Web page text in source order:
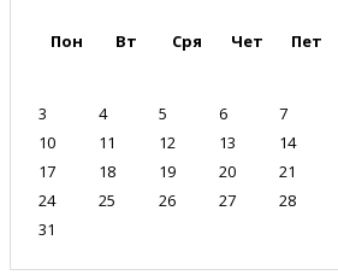
Пон Вт Сря Чет Пет
3
4 5 6 7
10
11 12 13 14
17
18 19 20 21
24
25 26 27 28
31